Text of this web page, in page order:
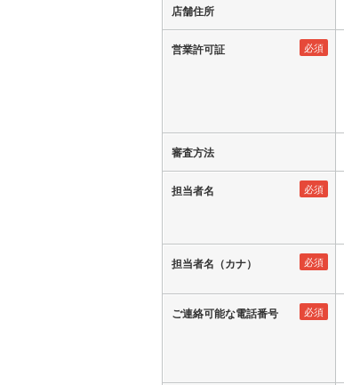
店舗住所
必須
営業許可証
審査方法
必須
担当者名
必須
担当者名（カナ）
必須
ご連絡可能な電話番号